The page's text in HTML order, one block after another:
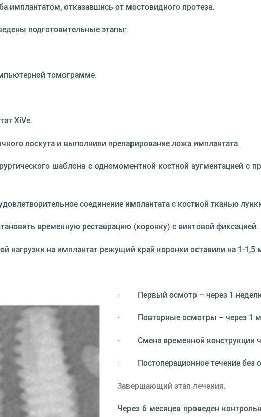
имплантатом, отказавшись от мостовидного протеза.
подготовительные этапы:
томограмме.
XiVe.
лоскута и выполнили препарирование ложа имплантата.
шаблона с одномоментной костной аугментацией с
соединение имплантата с костной тканью
временную реставрацию (коронку) с винтовой фиксацией.
на имплантат режущий край коронки оставили на 1-1,5
· Первый осмотр – через 1
· Повторные осмотры – через 1
· Смена временной конструкции
· Постоперационное течение без
Завершающий этап лечения.
Через 6 месяцев проведен